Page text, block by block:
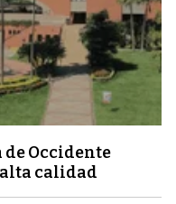
Occidente
calidad